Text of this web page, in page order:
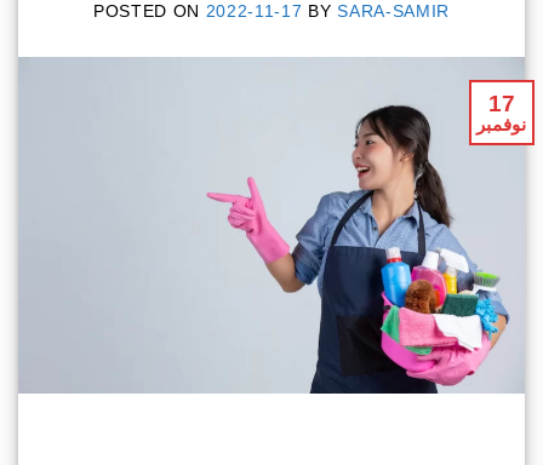
POSTED ON 2022-11-17 BYSARA-SAMIR
17
نوفمبر